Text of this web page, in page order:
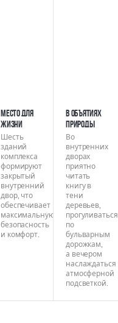
Место для
жизни
Шесть
зданий
комплекса
формируют
закрытый
внутренний
двор, что
обеспечивает
максимальную
безопасность
и комфорт.
В объятиях
природы
Во
внутренних
дворах
приятно
читать
книгу в
тени
деревьев,
прогуливаться
по
бульварным
дорожкам,
а вечером
наслаждаться
атмосферной
подсветкой.